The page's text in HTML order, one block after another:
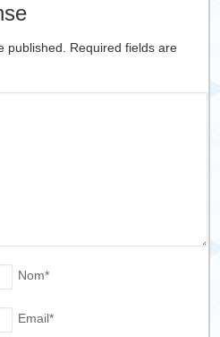
published. Required fields are
Nom*
Email*